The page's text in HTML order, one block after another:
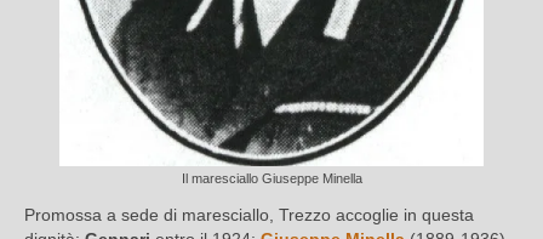
Il maresciallo Giuseppe Minella
Promossa a sede di maresciallo, Trezzo accoglie in questa